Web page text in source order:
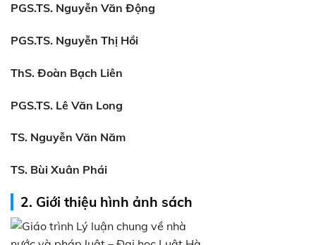
PGS.TS. Nguyễn Văn Động
PGS.TS. Nguyễn Thị Hồi
ThS. Đoàn Bạch Liên
PGS.TS. Lê Văn Long
TS. Nguyễn Văn Năm
TS. Bùi Xuân Phái
2. Giới thiệu hình ảnh sách